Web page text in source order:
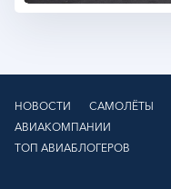
НОВОСТИ САМОЛЁТЫ
АВИАКОМПАНИИ
ТОП АВИАБЛОГЕРОВ